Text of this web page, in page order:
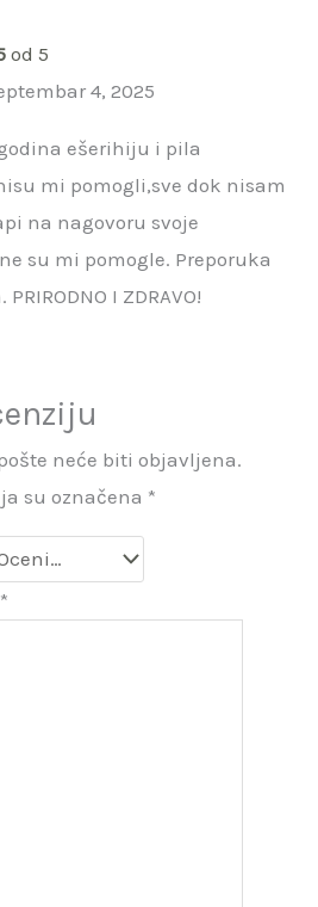
od 5
4, 2025
ešerihiju i pila
mi pomogli,sve dok nisam
na nagovoru svoje
su mi pomogle. Preporuka
I ZDRAVO!
neće biti objavljena.
su označena *
*